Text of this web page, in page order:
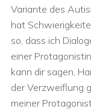
Variante des
hat
so, dass ich
einer
kann dir sagen,
der Verzweiflung
meiner